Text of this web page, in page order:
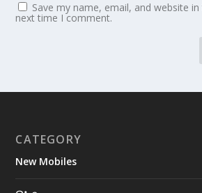
Save my name, email, and website
next time I comment.
CATEGORY
New Mobiles